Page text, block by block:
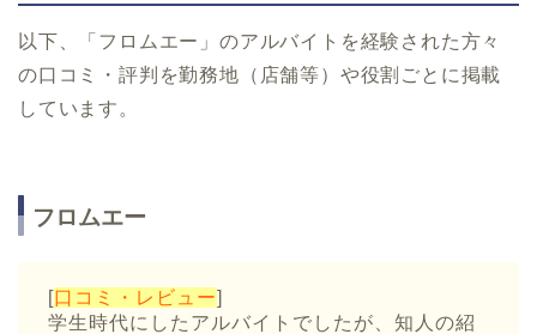
以下、「フロムエー」のアルバイトを経験された方々
の口コミ・評判を勤務地（店舗等）や役割ごとに掲載
しています。
フロムエー
[口コミ・レビュー]
学生時代にしたアルバイトでしたが、知人の紹